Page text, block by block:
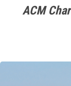
ACM